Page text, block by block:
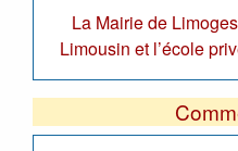
La Mairie de
Limousin et l’école